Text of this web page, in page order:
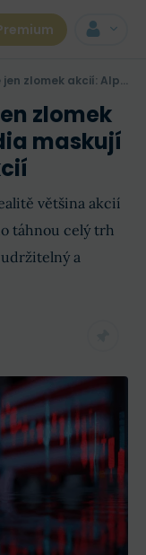
a Nvidia maskují pokles dalších 480 akcií
zlomek
maskují
většina akcií
táhnou celý trh
a